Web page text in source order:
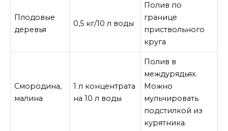
Плодовые
деревья
0,5 кг/10 л воды
Полив по
границе
приствольного
круга
Смородина,
малина
1 л концентрата
на 10 л воды
Полив в
междурядьях.
Можно
мульчировать
подстилкой из
курятника.